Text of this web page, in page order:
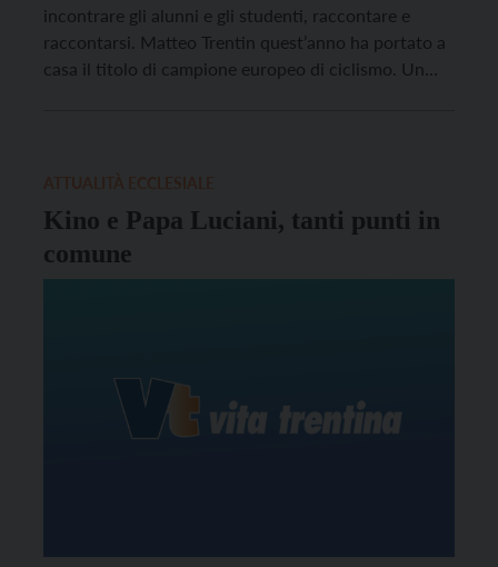
incontrare gli alunni e gli studenti, raccontare e
raccontarsi. Matteo Trentin quest’anno ha portato a
casa il titolo di campione europeo di ciclismo. Un
Kino e Papa Luciani, tanti punti in
comune